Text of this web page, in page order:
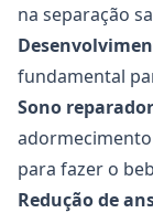
na separação
fundamental
Sono reparador
para fazer o
Redução de